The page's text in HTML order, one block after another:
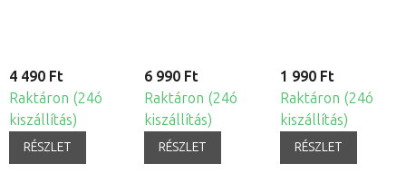
4 490 Ft
Raktáron (24ó
kiszállítás)
RÉSZLET
6 990 Ft
Raktáron (24ó
kiszállítás)
RÉSZLET
1 990 Ft
Raktáron (24ó
kiszállítás)
RÉSZLET